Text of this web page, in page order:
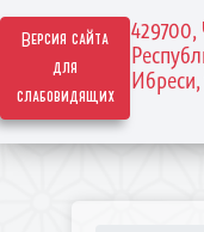
Версия сайта
для
слабовидящих
429700,